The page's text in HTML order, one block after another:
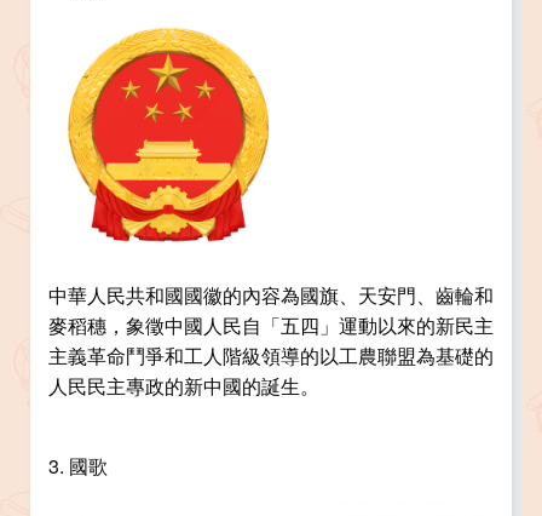
中華人民共和國國徽的內容為國旗、天安門、齒輪和
麥稻穗，象徵中國人民自「五四」運動以來的新民主
主義革命鬥爭和工人階級領導的以工農聯盟為基礎的
人民民主專政的新中國的誕生。
3. 國歌